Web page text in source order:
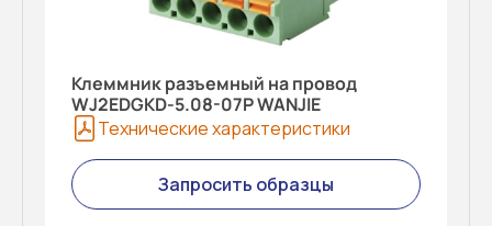
Клеммник разъемный на провод
WJ2EDGKD-5.08-07P WANJIE
Технические характеристики
Запросить образцы